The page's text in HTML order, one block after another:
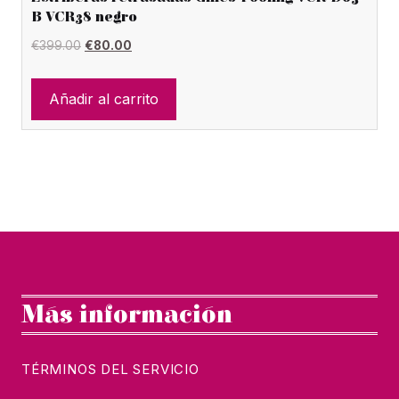
B VCR38 negro
€399.00 El
original
era:
€80.00
actual
es:
Añadir al carrito
Más información
TÉRMINOS DEL SERVICIO